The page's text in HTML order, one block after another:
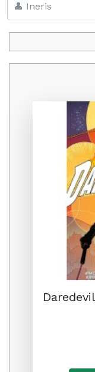
👤 Ineris